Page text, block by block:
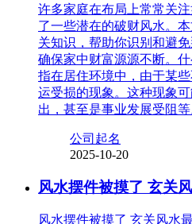
许多家庭在布局上常常关
了一些潜在的破财风水。
关知识，帮助你识别和避
确保家中财富源源不断。
指在居住环境中，由于某
运受损的现象。这种现象
出，甚至是事业发展受阻
公司起名
2025-10-20
风水摆件被摸了 玄关
风水摆件被摸了 玄关风水